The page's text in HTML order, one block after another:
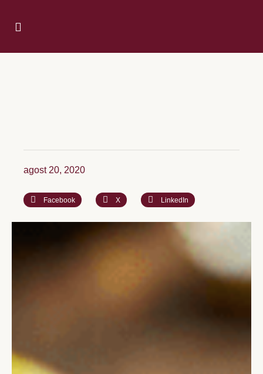
agost 20, 2020
Facebook X LinkedIn